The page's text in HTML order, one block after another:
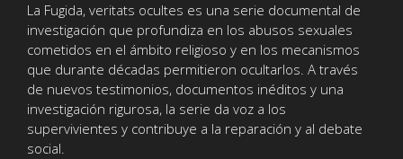
La Fugida, veritats ocultes es una serie documental de
investigación que profundiza en los abusos sexuales
cometidos en el ámbito religioso y en los mecanismos
que durante décadas permitieron ocultarlos. A través
de nuevos testimonios, documentos inéditos y una
investigación rigurosa, la serie da voz a los
supervivientes y contribuye a la reparación y al debate
social.